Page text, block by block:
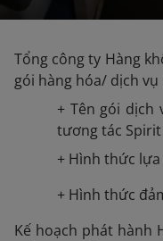
Tổng công ty Hàng
gói hàng hóa/ dịch vụ
+ Tên gói dịch
tương tác Spirit
+ Hình thức
+ Hình thức
Kế hoạch phát hành